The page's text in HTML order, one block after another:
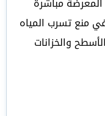
في منع تسرب المياه
والخزانات